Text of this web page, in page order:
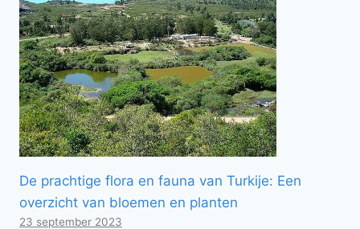
De prachtige flora en fauna van Turkije: Een
overzicht van bloemen en planten
23 september 2023